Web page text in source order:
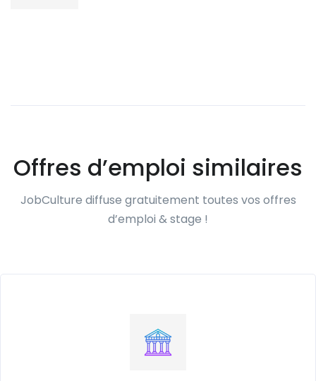
Offres d’emploi similaires
JobCulture diffuse gratuitement toutes vos offres
d’emploi & stage !